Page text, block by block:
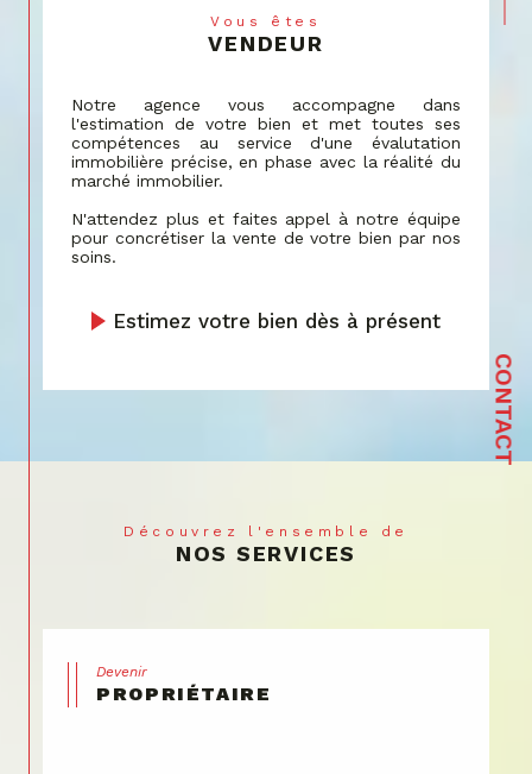
CONTACT
par une assistance personnalisée dans la
recherche de votre lieu de vie idéal,
votre budget.
Estimation
Notre service d'estimation tire parti de
décennies d'expérience et de données de
marché actualisées.
reflétant sa vraie valeur sur le marché actuel,
Notre expérience en tant que syndic de
communication efficace et un engagement
envers le bien-être communautaire.
valorisation de votre propriété.
Vous êtes
VENDEUR
Notre agence vous accompagne dans
l'estimation de votre bien et met toutes ses
compétences au service d'une évalutation
immobilière précise, en phase avec la réalité du
marché immobilier.
N'attendez plus et faites appel à notre équipe
pour concrétiser la vente de votre bien par nos
soins.
Estimez votre bien dès à présent
Découvrez l'ensemble de
NOS SERVICES
Devenir
PROPRIÉTAIRE